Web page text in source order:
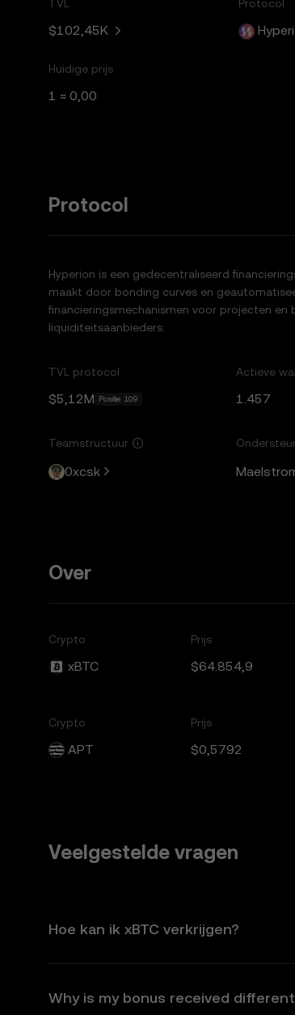
TVL
$102,45K
Protocol
Huidige prijs
1 ≈ 0,00
Protocol
Hyperion is een gedecentraliseerd
maakt door bonding curves en
financieringsmechanismen voor projecten
liquiditeitsaanbieders.
TVL protocol
$5,12M Positie 109
Actieve
1.457
Teamstructuur
0xcsk
Over
Crypto
xBTC
Prijs
$64.854,9
Crypto
APT
Prijs
$0,5792
Veelgestelde vragen
Hoe kan ik xBTC verkrijgen?
Why is my bonus received